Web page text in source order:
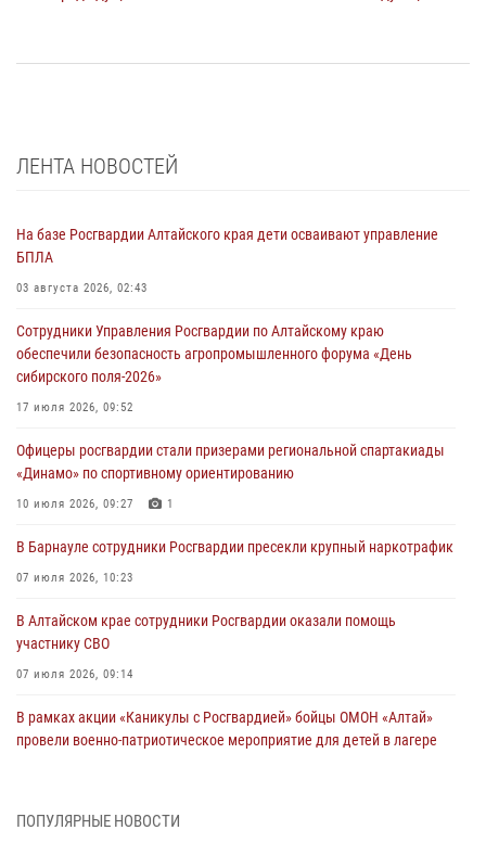
ЛЕНТА НОВОСТЕЙ
На базе Росгвардии Алтайского края дети осваивают управление
БПЛА
03 августа 2026, 02:43
Сотрудники Управления Росгвардии по Алтайскому краю
обеспечили безопасность агропромышленного форума «День
сибирского поля-2026»
17 июля 2026, 09:52
Офицеры росгвардии стали призерами региональной спартакиады
«Динамо» по спортивному ориентированию
10 июля 2026, 09:27 1
В Барнауле сотрудники Росгвардии пресекли крупный наркотрафик
07 июля 2026, 10:23
В Алтайском крае сотрудники Росгвардии оказали помощь
участнику СВО
07 июля 2026, 09:14
В рамках акции «Каникулы с Росгвардией» бойцы ОМОН «Алтай»
провели военно-патриотическое мероприятие для детей в лагере
ПОПУЛЯРНЫЕ НОВОСТИ